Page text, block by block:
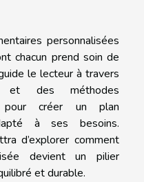
personnalisées
chacun prend soin de
le lecteur à travers
et des méthodes
pour créer un plan
à ses besoins.
d’explorer comment
devient un pilier
et durable.